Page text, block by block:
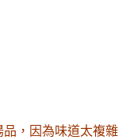
品，因為味道太複雜